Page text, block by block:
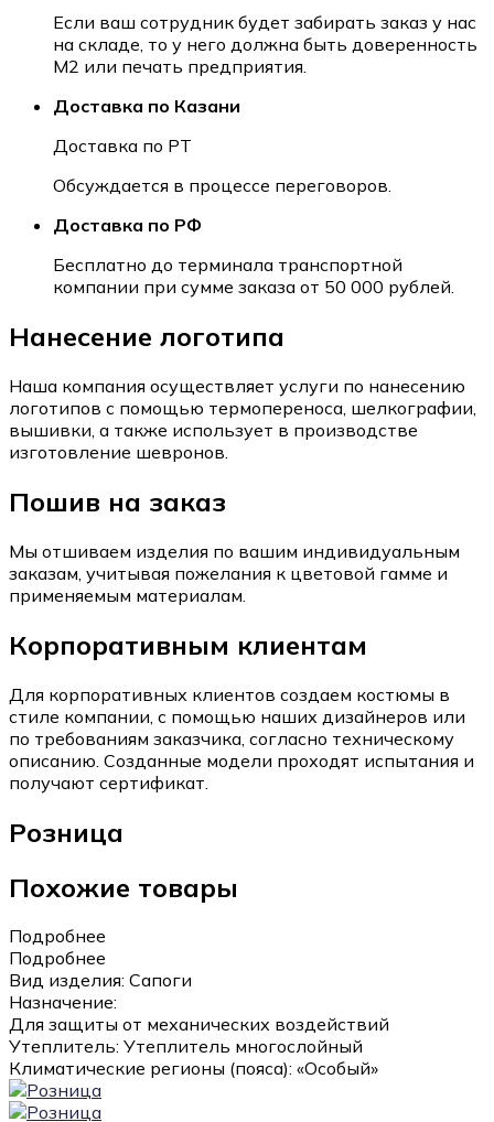
Если ваш сотрудник будет забирать заказ у нас
на складе, то у него должна быть доверенность
М2 или печать предприятия.
Доставка по Казани
Доставка по РТ
Обсуждается в процессе переговоров.
Доставка по РФ
Бесплатно до терминала транспортной
компании при сумме заказа от 50 000 рублей.
Нанесение логотипа
Наша компания осуществляет услуги по нанесению
логотипов с помощью термопереноса, шелкографии,
вышивки, а также использует в производстве
изготовление шевронов.
Пошив на заказ
Мы отшиваем изделия по вашим индивидуальным
заказам, учитывая пожелания к цветовой гамме и
применяемым материалам.
Корпоративным клиентам
Для корпоративных клиентов создаем костюмы в
стиле компании, с помощью наших дизайнеров или
по требованиям заказчика, согласно техническому
описанию. Созданные модели проходят испытания и
получают сертификат.
Розница
Похожие товары
Подробнее
Подробнее
Вид изделия: Сапоги
Назначение:
Для защиты от механических воздействий
Утеплитель: Утеплитель многослойный
Климатические регионы (пояса): «Особый»